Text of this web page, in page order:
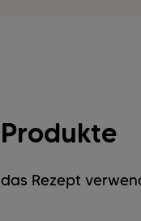
Rezept